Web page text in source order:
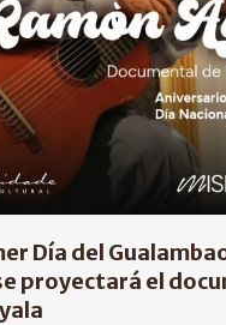
Día del
proyectará el